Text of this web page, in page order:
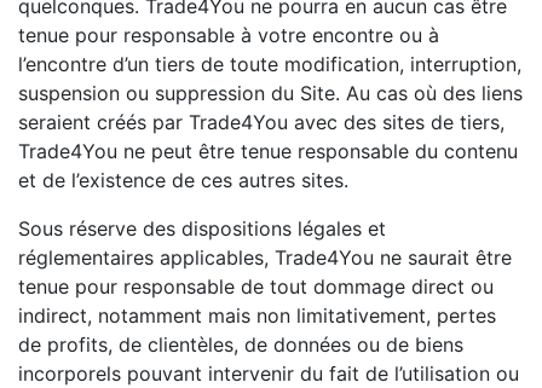
quelconques. Trade4You ne pourra en aucun cas être
tenue pour responsable à votre encontre ou à
l’encontre d’un tiers de toute modification, interruption,
suspension ou suppression du Site. Au cas où des liens
seraient créés par Trade4You avec des sites de tiers,
Trade4You ne peut être tenue responsable du contenu
et de l’existence de ces autres sites.
Sous réserve des dispositions légales et
réglementaires applicables, Trade4You ne saurait être
tenue pour responsable de tout dommage direct ou
indirect, notamment mais non limitativement, pertes
de profits, de clientèles, de données ou de biens
incorporels pouvant intervenir du fait de l’utilisation ou